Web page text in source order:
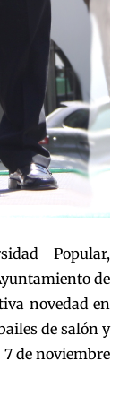
Popular,
de
novedad en
de salón y
de noviembre